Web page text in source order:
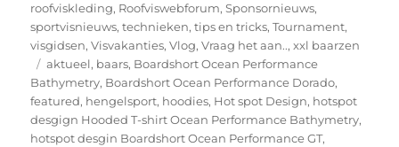
roofviskleding, Roofviswebforum,Sponsornieuws,
sportvisnieuws,technieken,tips en tricks,Tournament,
visgidsen,Visvakanties,Vlog,Vraag het aan..,xxl baarzen
Tags
aktueel, baars, Boardshort Ocean Performance
Bathymetry, Boardshort Ocean Performance Dorado,
featured, hengelsport, hoodies, Hot spot Design, hotspot
desgign Hooded T-shirt Ocean Performance Bathymetry,
hotspot desgin Boardshort Ocean Performance GT,